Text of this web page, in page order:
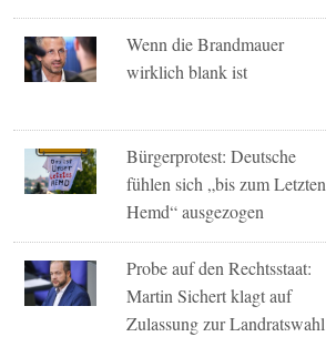
Wenn die Brandmauer
wirklich blank ist
Bürgerprotest: Deutsche
fühlen sich „bis zum Letzten
Hemd“ ausgezogen
Probe auf den Rechtsstaat:
Martin Sichert klagt auf
Zulassung zur Landratswahl